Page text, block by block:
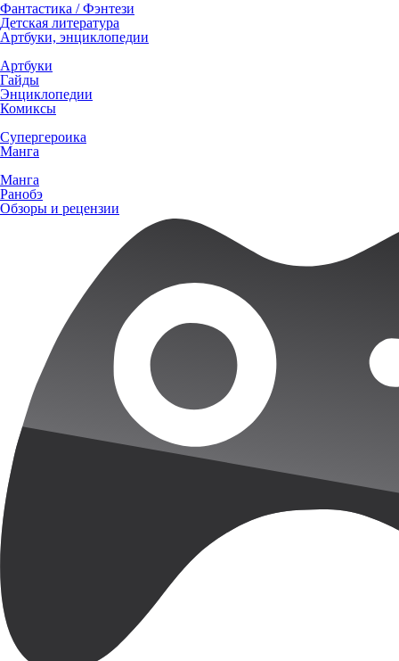
Фантастика / Фэнтези
Детская литература
Артбуки, энциклопедии
Артбуки
Гайды
Энциклопедии
Комиксы
Супергероика
Манга
Манга
Ранобэ
Обзоры и рецензии